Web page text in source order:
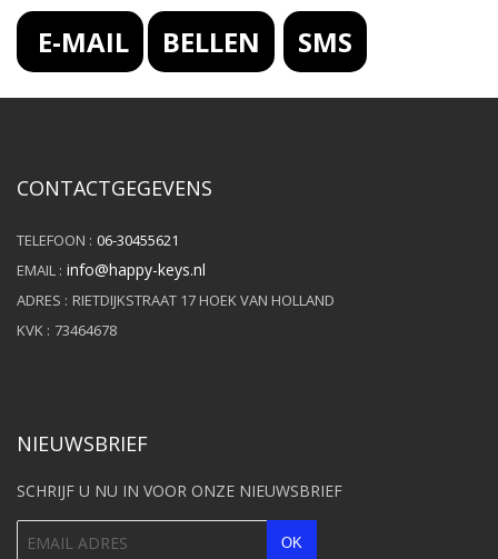
E-MAIL BELLEN SMS
CONTACTGEGEVENS
TELEFOON : 06-30455621
EMAIL : info@happy-keys.nl
ADRES : RIETDIJKSTRAAT 17 HOEK VAN HOLLAND
KVK : 73464678
NIEUWSBRIEF
SCHRIJF U NU IN VOOR ONZE NIEUWSBRIEF